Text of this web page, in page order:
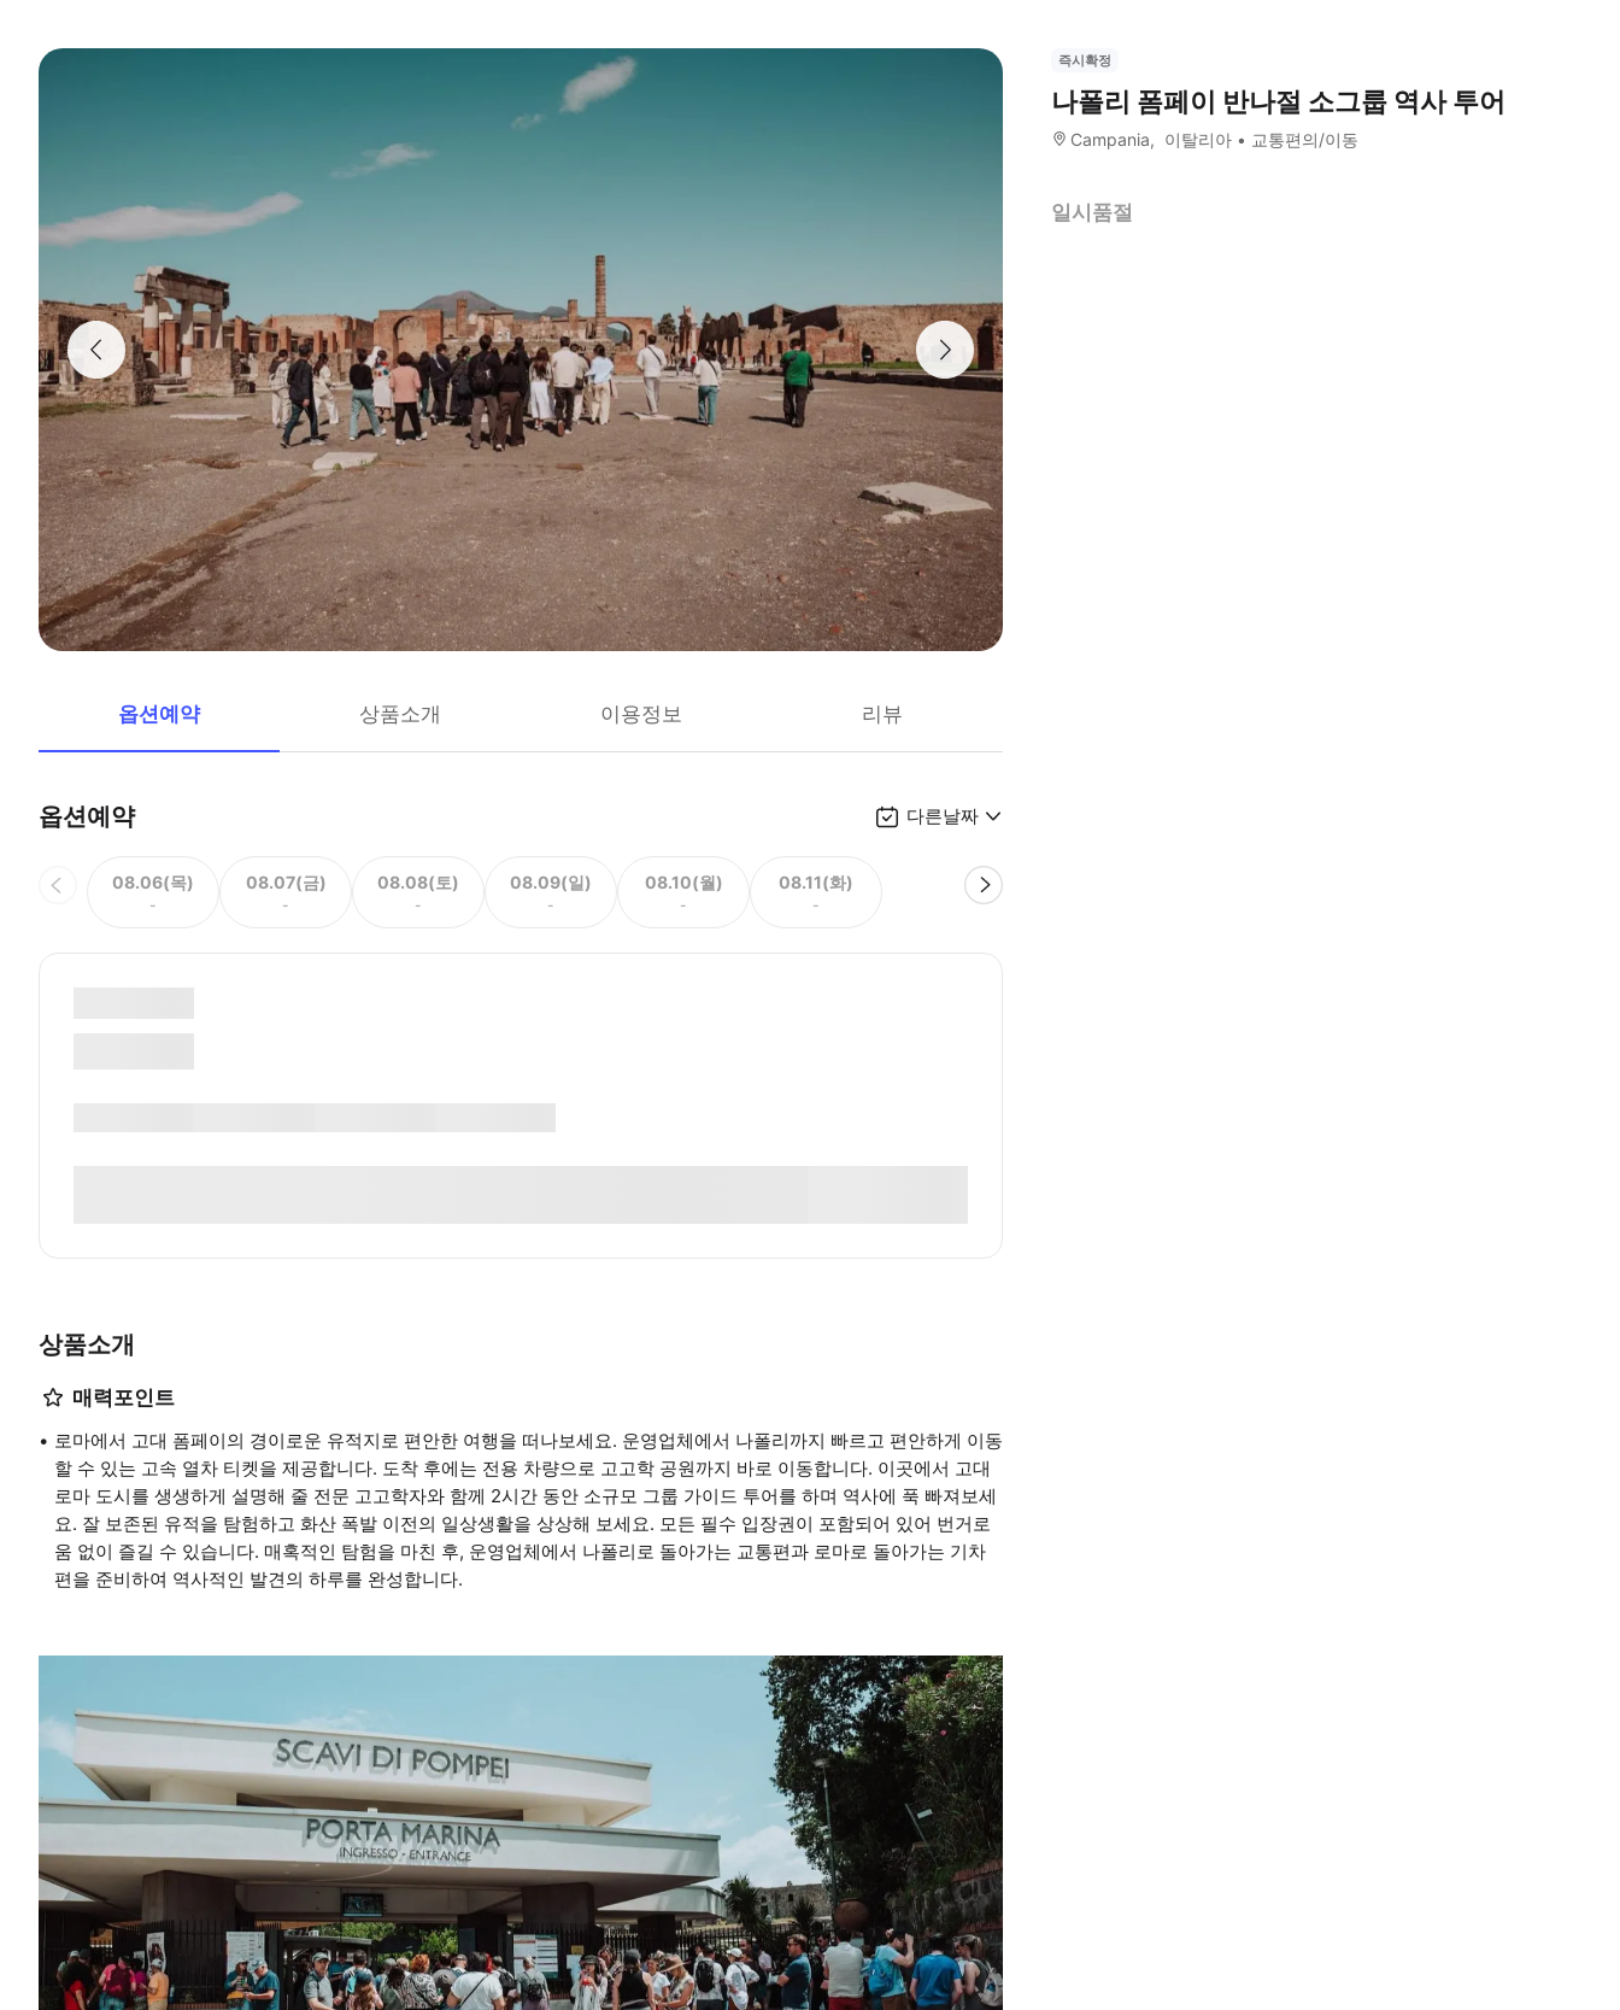
옵션예약 상품소개 이용정보 리뷰
옵션예약 다른날짜
08.06(목)
-
08.07(금)
-
08.08(토)
-
08.09(일)
-
08.10(월)
-
08.11(화)
-
상품소개
매력포인트
로마에서 고대 폼페이의 경이로운 유적지로 편안한 여행을 떠나보세요. 운영업체에서 나폴리까지 빠르고 편안하게 이동
할 수 있는 고속 열차 티켓을 제공합니다. 도착 후에는 전용 차량으로 고고학 공원까지 바로 이동합니다. 이곳에서 고대
로마 도시를 생생하게 설명해 줄 전문 고고학자와 함께 2시간 동안 소규모 그룹 가이드 투어를 하며 역사에 푹 빠져보세
요. 잘 보존된 유적을 탐험하고 화산 폭발 이전의 일상생활을 상상해 보세요. 모든 필수 입장권이 포함되어 있어 번거로
움 없이 즐길 수 있습니다. 매혹적인 탐험을 마친 후, 운영업체에서 나폴리로 돌아가는 교통편과 로마로 돌아가는 기차
편을 준비하여 역사적인 발견의 하루를 완성합니다.
즉시확정
나폴리 폼페이 반나절 소그룹 역사 투어
Campania 이탈리아 교통편의/이동
일시품절